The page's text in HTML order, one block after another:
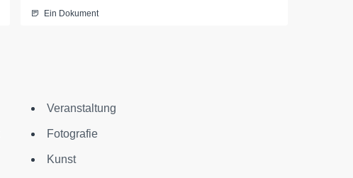
Ein Dokument
Veranstaltung
Fotografie
Kunst